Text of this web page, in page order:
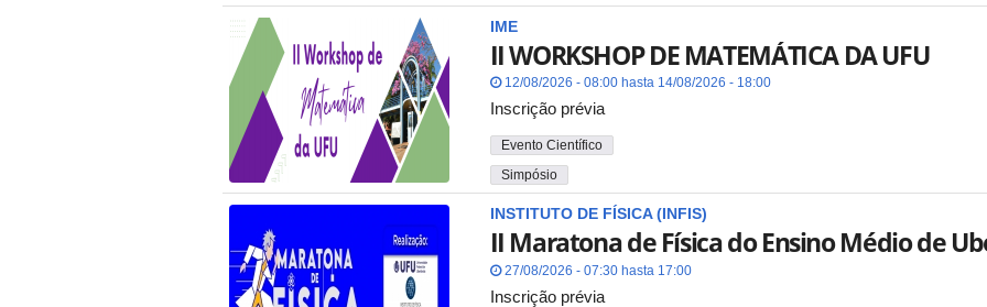
IME
II WORKSHOP DE MATEMÁTICA DA UFU
12/08/2026 - 08:00 hasta 14/08/2026 - 18:00
Inscrição prévia
Evento Científico
Simpósio
INSTITUTO DE FÍSICA (INFIS)
II Maratona de Física do Ensino Médio de
27/08/2026 - 07:30 hasta 17:00
Inscrição prévia